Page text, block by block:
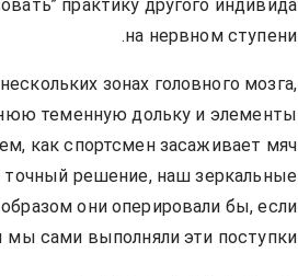
практику другого индивида
на нервном ступени.
зонах головного мозга,
теменную дольку и элементы
как спортсмен засаживает мяч
точный решение, наш зеркальные
они оперировали бы, если
мы сами выполняли эти поступки.